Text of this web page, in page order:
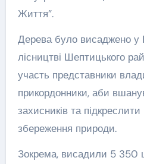
Життя”.
Дерева було висаджено у
лісництві Шептицького
участь представники
прикордонники, аби
захисників та
збереження природи.
Зокрема, висадили 5 350